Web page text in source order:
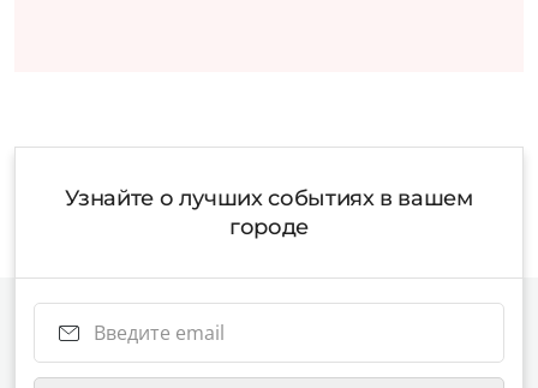
Узнайте о лучших событиях в вашем
городе